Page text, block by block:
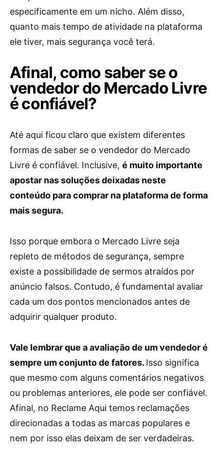
especificamente em um nicho. Além disso,
quanto mais tempo de atividade na plataforma
ele tiver, mais segurança você terá.
Afinal, como saber se o
vendedor do Mercado Livre
é confiável?
Até aqui ficou claro que existem diferentes
formas de saber se o vendedor do Mercado
Livre é confiável. Inclusive, é muito importante
apostar nas soluções deixadas neste
conteúdo para comprar na plataforma de forma
mais segura.
Isso porque embora o Mercado Livre seja
repleto de métodos de segurança, sempre
existe a possibilidade de sermos atraídos por
anúncio falsos. Contudo, é fundamental avaliar
cada um dos pontos mencionados antes de
adquirir qualquer produto.
Vale lembrar que a avaliação de um vendedor é
sempre um conjunto de fatores. Isso significa
que mesmo com alguns comentários negativos
ou problemas anteriores, ele pode ser confiável.
Afinal, no Reclame Aqui temos reclamações
direcionadas a todas as marcas populares e
nem por isso elas deixam de ser verdadeiras.